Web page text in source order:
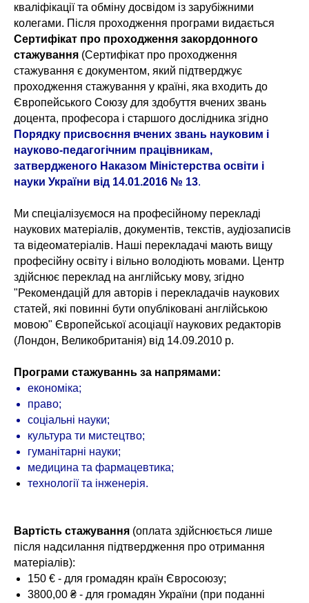
кваліфікації та обміну досвідом із зарубіжними
колегами. Після проходження програми видається
Сертифікат про проходження закордонного
стажування (Сертифікат про проходження
стажування є документом, який підтверджує
проходження стажування у країні, яка входить до
Європейського Союзу для здобуття вчених звань
доцента, професора і старшого дослідника згідно
Порядку присвоєння вчених звань науковим і
науково-педагогічним працівникам,
затвердженого Наказом Міністерства освіти і
науки України від 14.01.2016 № 13.
Ми спеціалізуємося на професійному перекладі
наукових матеріалів, документів, текстів, аудіозаписів
та відеоматеріалів. Наші перекладачі мають вищу
професійну освіту і вільно володіють мовами. Центр
здійснює переклад на англійську мову, згідно
"Рекомендацій для авторів і перекладачів наукових
статей, які повинні бути опубліковані англійською
мовою" Європейської асоціації наукових редакторів
(Лондон, Великобританія) від 14.09.2010 р.
Програми стажуваннь за напрямами:
економіка;
право;
соціальні науки;
культура ти мистецтво;
гуманітарні науки;
медицина та фармацевтика;
технології та інженерія.
Вартість стажування (оплата здійснюється лише
після надсилання підтвердження про отримання
матерiалiв):
150 € - для громадян країн Євросоюзу;
3800,00 ₴ - для громадян України (при поданні